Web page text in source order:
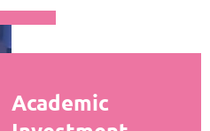
Academic